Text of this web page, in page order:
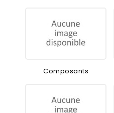
Composants